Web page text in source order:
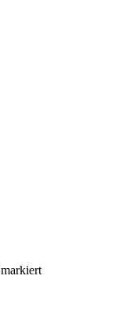
markiert